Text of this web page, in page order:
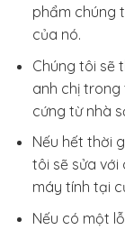
phẩm chúng
của nó.
Chúng tôi sẽ
anh chị trong
cứng từ nhà
Nếu hết thời
tôi sẽ sửa với
máy tính tại
Nếu có một